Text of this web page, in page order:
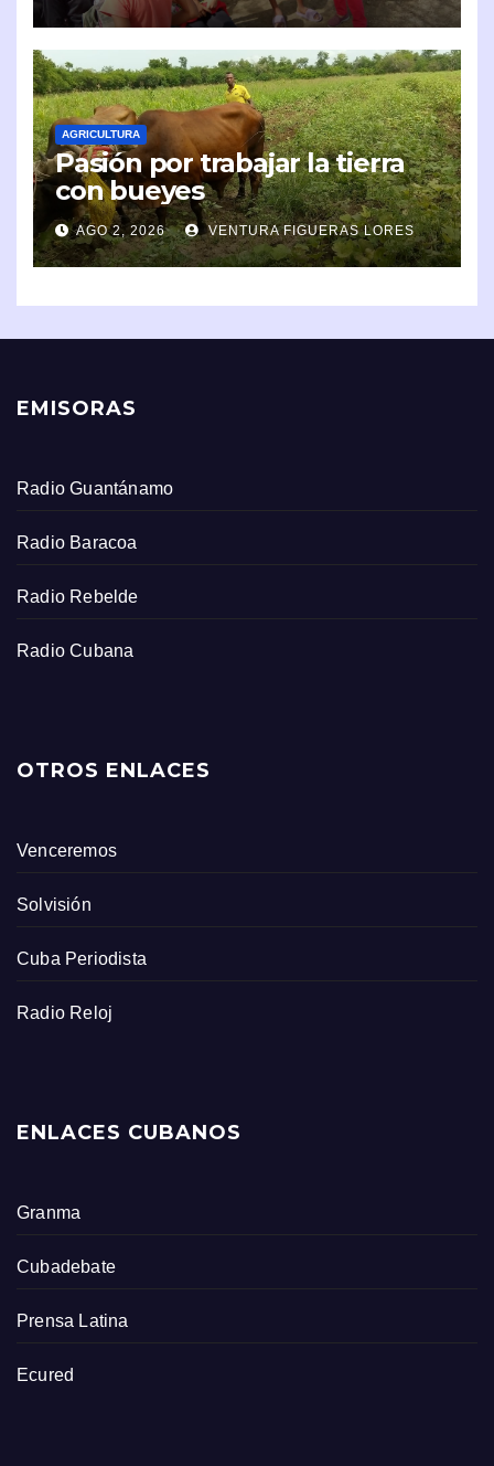
AGRICULTURA
Pasión por trabajar la tierra
con bueyes
AGO 2, 2026 VENTURA FIGUERAS LORES
EMISORAS
Radio Guantánamo
Radio Baracoa
Radio Rebelde
Radio Cubana
OTROS ENLACES
Venceremos
Solvisión
Cuba Periodista
Radio Reloj
ENLACES CUBANOS
Granma
Cubadebate
Prensa Latina
Ecured